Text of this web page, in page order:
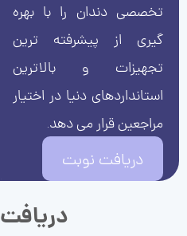
تخصصی دندان را با بهره
گیری از پیشرفته ترین
تجهیزات و بالاترین
استانداردهای دنیا در اختیار
مراجعین قرار می دهد.
دریافت نوبت
دریافت